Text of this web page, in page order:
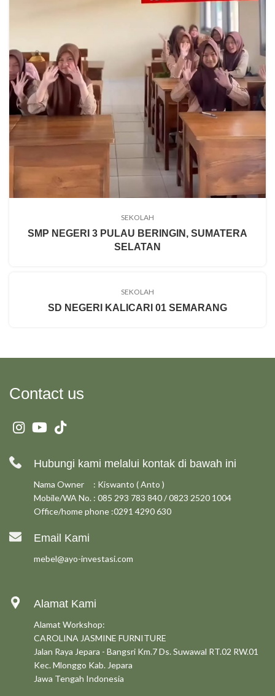
SEKOLAH
SMP NEGERI 3 PULAU BERINGIN, SUMATERA
SELATAN
SEKOLAH
SD NEGERI KALICARI 01 SEMARANG
Contact us
Hubungi kami melalui kontak di bawah ini
Nama Owner : Kiswanto ( Anto )
Mobile/WA No. : 085 293 783 840 / 0823 2520 1004
Office/home phone :0291 4290 630
Email Kami
mebel@ayo-investasi.com
Alamat Kami
Alamat Workshop:
CAROLINA JASMINE FURNITURE
Jalan Raya Jepara - Bangsri Km.7 Ds. Suwawal RT.02 RW.01
Kec. Mlonggo Kab. Jepara
Jawa Tengah Indonesia